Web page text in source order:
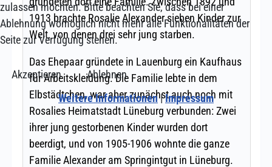
zulassen möchten. Bitte beachten Sie, dass bei einer
Ablehnung womöglich nicht mehr alle Funktionalitäten der
Seite zur Verfügung stehen.
Akzeptieren
Ablehnen
Weitere Informationen|Impressum